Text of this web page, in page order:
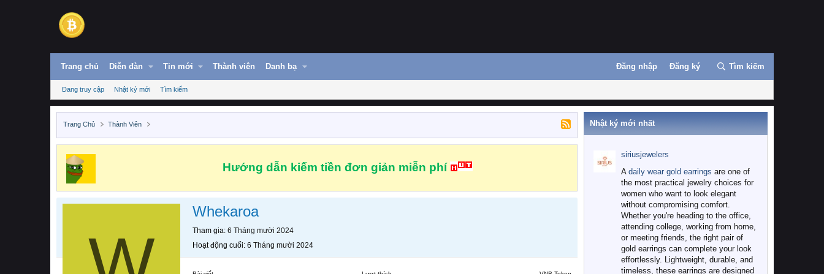
Trang chủ Diễn đàn Tin mới Thành viên Danh bạ Đăng nhập Đăng ký Tìm kiếm
Đang truy cập Nhật ký mới Tìm kiếm
Trang Chủ Thành Viên
Hướng dẫn kiếm tiền đơn giản miễn phí
Whekaroa
Tham gia 6 Tháng mười 2024
Hoạt động cuối 6 Tháng mười 2024
Nhật ký mới nhất
siriusjewelers
A daily wear gold earrings are one of
the most practical jewelry choices for
women who want to look elegant
without compromising comfort.
Whether you're heading to the office,
attending college, working from home,
or meeting friends, the right pair of
gold earrings can complete your look
effortlessly. Lightweight, durable, and
timeless, these earrings are designed